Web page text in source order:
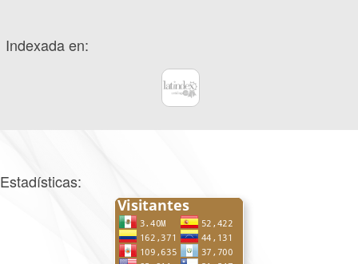
Indexada en:
Estadísticas: